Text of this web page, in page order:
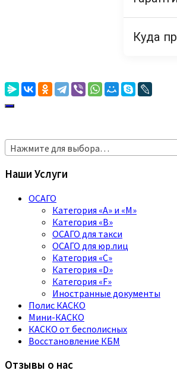
Нажмите для выбора…
Наши Услуги
ОСАГО
Категория «A» и «M»
Категория «B»
ОСАГО для такси
ОСАГО для юр.лиц
Категория «C»
Категория «D»
Категория «F»
Иностранные документы
Полис КАСКО
Мини-КАСКО
КАСКО от бесполисных
Восстановление КБМ
Отзывы о нас